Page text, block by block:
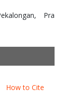
Pra
How to Cite